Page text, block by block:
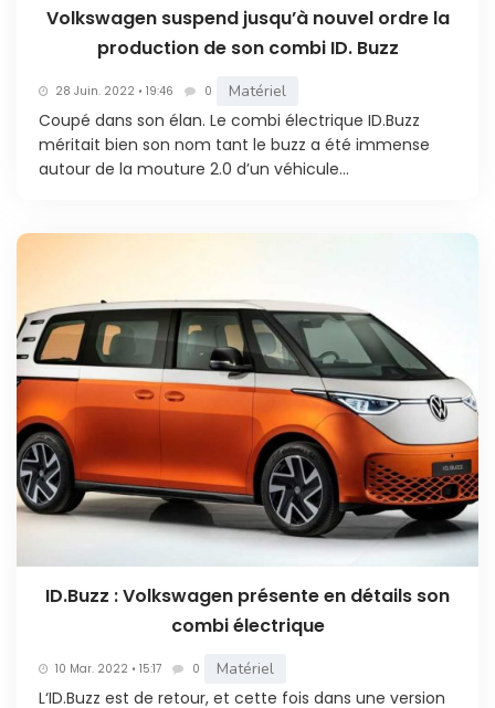
Volkswagen suspend jusqu’à nouvel ordre la
production de son combi ID. Buzz
28 Juin. 2022 • 19:46 0 Matériel
Coupé dans son élan. Le combi électrique ID.Buzz
méritait bien son nom tant le buzz a été immense
autour de la mouture 2.0 d’un véhicule...
ID.Buzz : Volkswagen présente en détails son
combi électrique
10 Mar. 2022 • 15:17 0 Matériel
L‘ID.Buzz est de retour, et cette fois dans une version